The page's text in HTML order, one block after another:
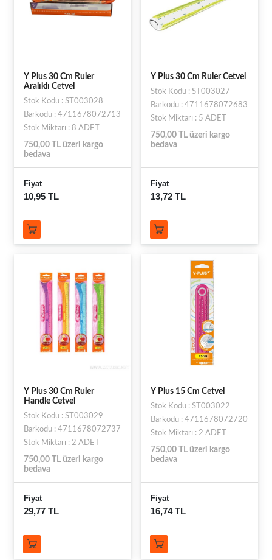
Y Plus 30 Cm Ruler
Aralıklı Cetvel
Stok Kodu : ST003028
Barkodu : 4711678072713
Stok Miktarı : 8 ADET
750,00 TL üzeri kargo
bedava
Fiyat
10,95 TL
Y Plus 30 Cm Ruler Cetvel
Stok Kodu : ST003027
Barkodu : 4711678072683
Stok Miktarı : 5 ADET
750,00 TL üzeri kargo
bedava
Fiyat
13,72 TL
Y Plus 30 Cm Ruler
Handle Cetvel
Stok Kodu : ST003029
Barkodu : 4711678072737
Stok Miktarı : 2 ADET
750,00 TL üzeri kargo
bedava
Fiyat
29,77 TL
Y Plus 15 Cm Cetvel
Stok Kodu : ST003022
Barkodu : 4711678072720
Stok Miktarı : 2 ADET
750,00 TL üzeri kargo
bedava
Fiyat
16,74 TL